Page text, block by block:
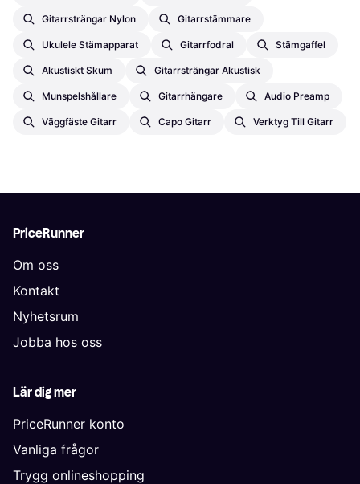
Gitarrsträngar Nylon Gitarrstämmare
Ukulele Stämapparat Gitarrfodral Stämgaffel
Akustiskt Skum Gitarrsträngar Akustisk
Munspelshållare Gitarrhängare Audio Preamp
Väggfäste Gitarr Capo Gitarr Verktyg Till Gitarr
PriceRunner
Om oss
Kontakt
Nyhetsrum
Jobba hos oss
Lär dig mer
PriceRunner konto
Vanliga frågor
Trygg onlineshopping